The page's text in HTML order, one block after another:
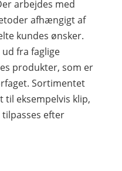
arbejdes med
afhængigt af
kundes ønsker.
fra faglige
produkter, som er
Sortimentet
eksempelvis klip,
efter